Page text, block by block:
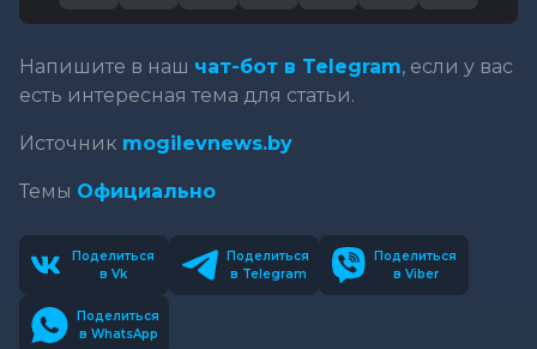
Напишите в наш чат-бот в Telegram, если у вас
есть интересная тема для статьи.
Источник mogilevnews.by
Темы Официально
Поделиться
в Vk
Поделиться
в Telegram
Поделиться
в Viber
Поделиться
в WhatsApp